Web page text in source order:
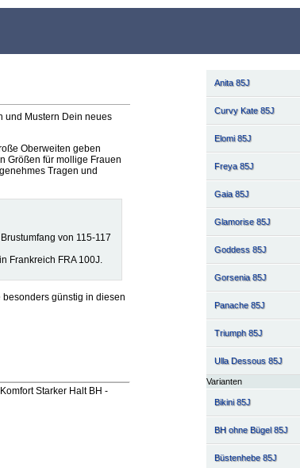
Anita 85J
Curvy Kate 85J
Elomi 85J
Freya 85J
Gaia 85J
Glamorise 85J
Goddess 85J
Gorsenia 85J
Panache 85J
Triumph 85J
Ulla Dessous 85J
Varianten
Bikini 85J
BH ohne Bügel 85J
Büstenhebe 85J
und Mustern Dein neues
Oberweiten geben
Größen für mollige Frauen
Tragen und
von 115-117
Frankreich FRA 100J.
günstig in diesen
Starker Halt BH -